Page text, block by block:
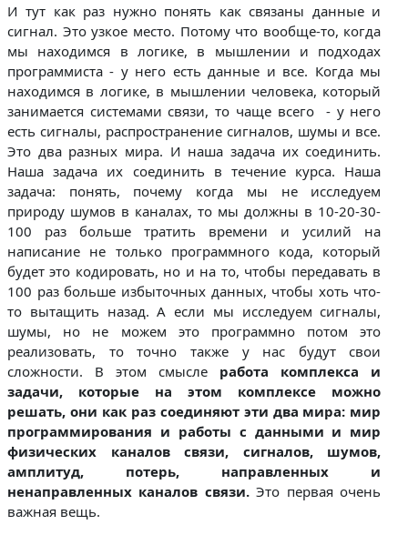
И тут как раз нужно понять как связаны данные и
сигнал. Это узкое место. Потому что вообще-то, когда
мы находимся в логике, в мышлении и подходах
программиста - у него есть данные и все. Когда мы
находимся в логике, в мышлении человека, который
занимается системами связи, то чаще всего - у него
есть сигналы, распространение сигналов, шумы и все.
Это два разных мира. И наша задача их соединить.
Наша задача их соединить в течение курса. Наша
задача: понять, почему когда мы не исследуем
природу шумов в каналах, то мы должны в 10-20-30-
100 раз больше тратить времени и усилий на
написание не только программного кода, который
будет это кодировать, но и на то, чтобы передавать в
100 раз больше избыточных данных, чтобы хоть что-
то вытащить назад. А если мы исследуем сигналы,
шумы, но не можем это программно потом это
реализовать, то точно также у нас будут свои
сложности. В этом смысле работа комплекса и
задачи, которые на этом комплексе можно
решать, они как раз соединяют эти два мира: мир
программирования и работы с данными и мир
физических каналов связи, сигналов, шумов,
амплитуд, потерь, направленных и
ненаправленных каналов связи.Это первая очень
важная вещь.